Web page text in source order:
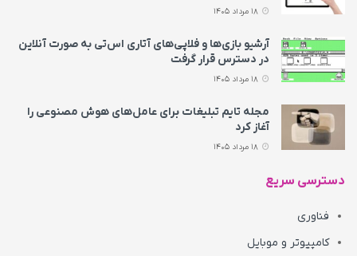
آرشیو بازی‌ها و فلاپی‌های آتاری اس‌تی به‌ صورت آنلاین
در دسترس قرار گرفت
مجله تایم تبلیغات برای عامل‌های هوش مصنوعی را
آغاز کرد
دسترسی سریع
فناوری
کامپیوتر و موبایل